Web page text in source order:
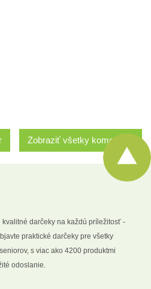
Zobraziť všetky komentáre
darčeky na každú príležitosť -
praktické darčeky pre všetky
s viac ako 4200 produktmi
odoslanie.